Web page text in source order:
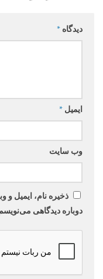
دیدگاه *
ایمیل *
وب‌ سایت
ذخیره نام، ایمیل
دوباره دیدگاهی